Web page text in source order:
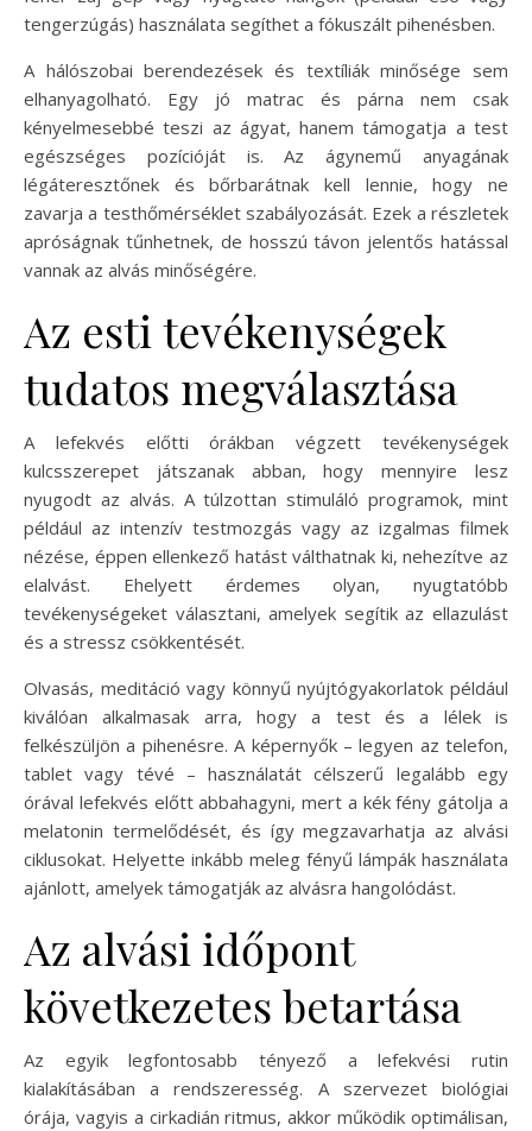
tengerzúgás) használata segíthet a fókuszált pihenésben.
A hálószobai berendezések és textíliák minősége sem
elhanyagolható. Egy jó matrac és párna nem csak
kényelmesebbé teszi az ágyat, hanem támogatja a test
egészséges pozícióját is. Az ágynemű anyagának
légáteresztőnek és bőrbarátnak kell lennie, hogy ne
zavarja a testhőmérséklet szabályozását. Ezek a részletek
apróságnak tűnhetnek, de hosszú távon jelentős hatással
vannak az alvás minőségére.
Az esti tevékenységek
tudatos megválasztása
A lefekvés előtti órákban végzett tevékenységek
kulcsszerepet játszanak abban, hogy mennyire lesz
nyugodt az alvás. A túlzottan stimuláló programok, mint
például az intenzív testmozgás vagy az izgalmas filmek
nézése, éppen ellenkező hatást válthatnak ki, nehezítve az
elalvást. Ehelyett érdemes olyan, nyugtatóbb
tevékenységeket választani, amelyek segítik az ellazulást
és a stressz csökkentését.
Olvasás, meditáció vagy könnyű nyújtógyakorlatok például
kiválóan alkalmasak arra, hogy a test és a lélek is
felkészüljön a pihenésre. A képernyők – legyen az telefon,
tablet vagy tévé – használatát célszerű legalább egy
órával lefekvés előtt abbahagyni, mert a kék fény gátolja a
melatonin termelődését, és így megzavarhatja az alvási
ciklusokat. Helyette inkább meleg fényű lámpák használata
ajánlott, amelyek támogatják az alvásra hangolódást.
Az alvási időpont
következetes betartása
Az egyik legfontosabb tényező a lefekvési rutin
kialakításában a rendszeresség. A szervezet biológiai
órája, vagyis a cirkadián ritmus, akkor működik optimálisan,